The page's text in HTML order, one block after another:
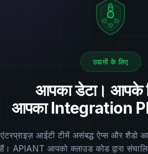
उद्यमों के लिए
आपका डेटा। आपके
आपका Integration
एंटरप्राइज़ आईटी टीमें असंबद्ध ऐप्स और शैडो
हैं। APIANT आपको क्लाउड कोड द्वारा